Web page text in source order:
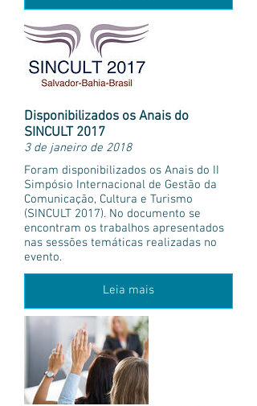
Disponibilizados os Anais do
SINCULT 2017
3 de janeiro de 2018
Foram disponibilizados os Anais do II
Simpósio Internacional de Gestão da
Comunicação, Cultura e Turismo
(SINCULT 2017). No documento se
encontram os trabalhos apresentados
nas sessões temáticas realizadas no
evento.
Leia mais